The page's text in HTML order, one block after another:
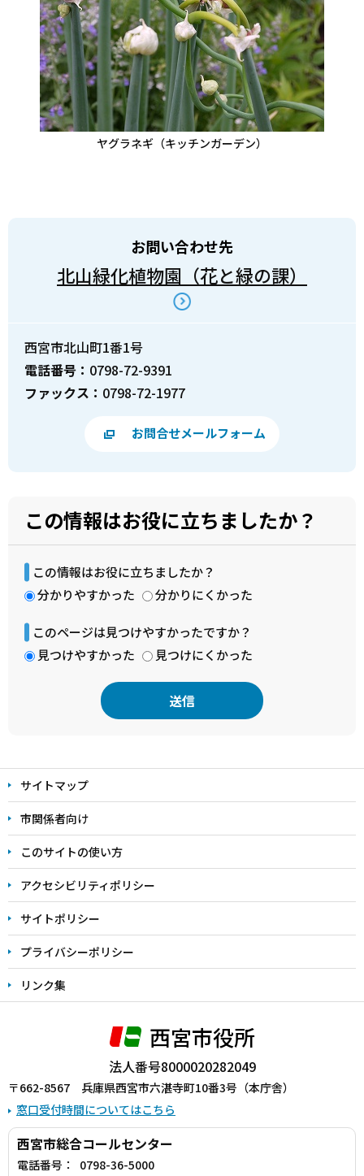
ヤグラネギ（キッチンガーデン）
お問い合わせ先
北山緑化植物園（花と緑の課）
西宮市北山町1番1号
電話番号： 0798-72-9391
ファックス： 0798-72-1977
お問合せメールフォーム
この情報はお役に立ちましたか？
この情報はお役に立ちましたか？
分かりやすかった
分かりにくかった
このページは見つけやすかったですか？
見つけやすかった
見つけにくかった
文
こ
こ
ま
で
サイトマップ
市関係者向け
このサイトの使い方
アクセシビリティポリシー
サイトポリシー
プライバシーポリシー
リンク集
西宮市役所
法人番号8000020282049
〒662-8567 兵庫県西宮市六湛寺町10番3号（本庁舎）
窓口受付時間についてはこちら
西宮市総合コールセンター
電話番号： 0798-36-5000